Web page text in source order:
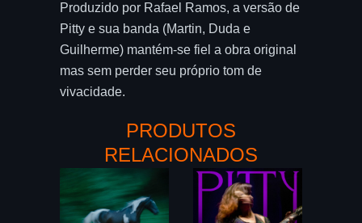
Produzido por Rafael Ramos, a versão de
Pitty e sua banda (Martin, Duda e
Guilherme) mantém-se fiel a obra original
mas sem perder seu próprio tom de
vivacidade.
PRODUTOS
RELACIONADOS